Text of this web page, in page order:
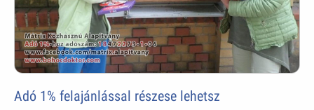
Adó 1% felajánlással részese lehetsz